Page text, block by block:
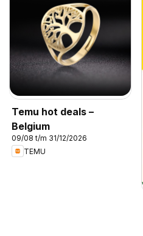
Temu hot deals –
Belgium
09/08 t/m 31/12/2026
TEMU